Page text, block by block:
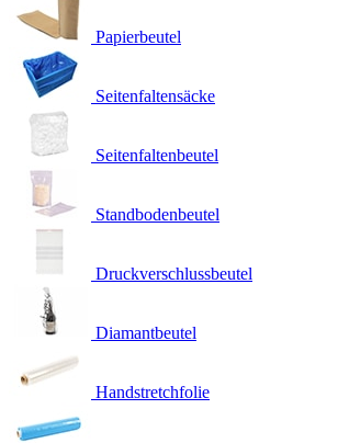
Papierbeutel
Seitenfaltensäcke
Seitenfaltenbeutel
Standbodenbeutel
Druckverschlussbeutel
Diamantbeutel
Handstretchfolie